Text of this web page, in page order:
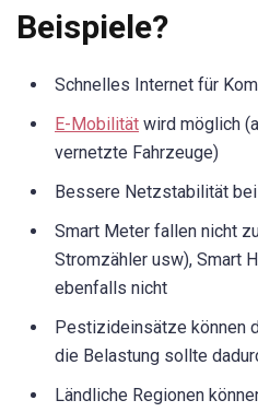
Beispiele?
Schnelles Internet für
E-Mobilität wird möglich
vernetzte Fahrzeuge)
Bessere Netzstabilität
Smart Meter fallen nicht
Stromzähler usw), Smart
ebenfalls nicht
Pestizideinsätze können
die Belastung sollte
Ländliche Regionen